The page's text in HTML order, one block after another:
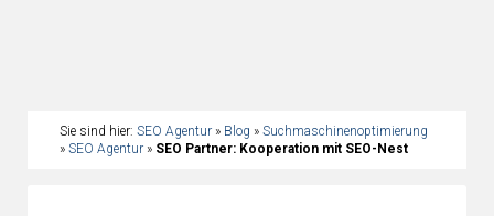
Sie sind hier: SEO Agentur » Blog » Suchmaschinenoptimierung
» SEO Agentur » SEO Partner: Kooperation mit SEO-Nest